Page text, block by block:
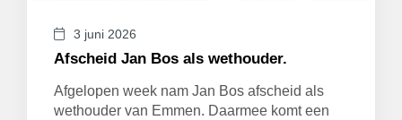
3 juni 2026
Afscheid Jan Bos als wethouder.
Afgelopen week nam Jan Bos afscheid als
wethouder van Emmen. Daarmee komt een